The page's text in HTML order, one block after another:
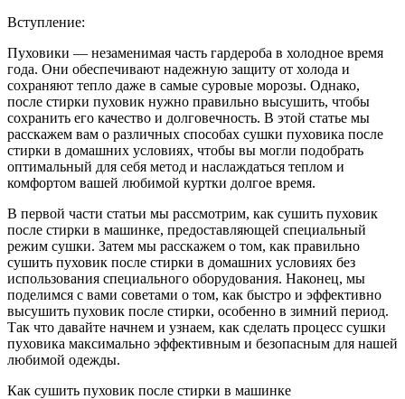
Вступление:
Пуховики — незаменимая часть гардероба в холодное время
года. Они обеспечивают надежную защиту от холода и
сохраняют тепло даже в самые суровые морозы. Однако,
после стирки пуховик нужно правильно высушить, чтобы
сохранить его качество и долговечность. В этой статье мы
расскажем вам о различных способах сушки пуховика после
стирки в домашних условиях, чтобы вы могли подобрать
оптимальный для себя метод и наслаждаться теплом и
комфортом вашей любимой куртки долгое время.
В первой части статьи мы рассмотрим, как сушить пуховик
после стирки в машинке, предоставляющей специальный
режим сушки. Затем мы расскажем о том, как правильно
сушить пуховик после стирки в домашних условиях без
использования специального оборудования. Наконец, мы
поделимся с вами советами о том, как быстро и эффективно
высушить пуховик после стирки, особенно в зимний период.
Так что давайте начнем и узнаем, как сделать процесс сушки
пуховика максимально эффективным и безопасным для нашей
любимой одежды.
Как сушить пуховик после стирки в машинке